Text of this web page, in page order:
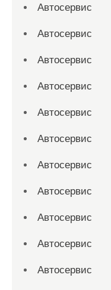
Автосервис
Автосервис
Автосервис
Автосервис
Автосервис
Автосервис
Автосервис
Автосервис
Автосервис
Автосервис
Автосервис